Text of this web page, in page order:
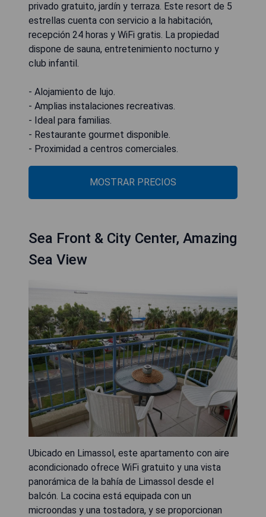
privado gratuito, jardín y terraza. Este resort de 5
estrellas cuenta con servicio a la habitación,
recepción 24 horas y WiFi gratis. La propiedad
dispone de sauna, entretenimiento nocturno y
club infantil.
- Alojamiento de lujo.
- Amplias instalaciones recreativas.
- Ideal para familias.
- Restaurante gourmet disponible.
- Proximidad a centros comerciales.
MOSTRAR PRECIOS
Sea Front & City Center, Amazing
Sea View
Ubicado en Limassol, este apartamento con aire
acondicionado ofrece WiFi gratuito y una vista
panorámica de la bahía de Limassol desde el
balcón. La cocina está equipada con un
microondas y una tostadora, y se proporcionan